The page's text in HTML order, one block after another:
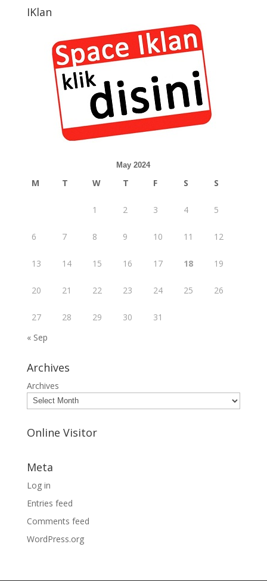
IKlan
May 2024
M T W T F S S
1 2 3 4 5
6 7 8 9 10 11 12
13 14 15 16 17 18 19
20 21 22 23 24 25 26
27 28 29 30
31
« Sep
Archives
Archives
Online Visitor
Meta
Log in
Entries feed
Comments feed
WordPress.org